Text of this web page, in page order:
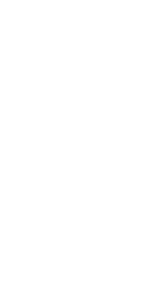
Kemayoran, Jakarta Pusat